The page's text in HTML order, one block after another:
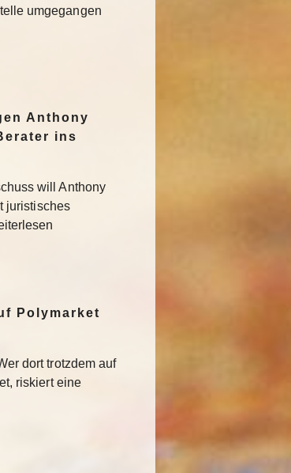
umgegangen
Anthony
ins
will Anthony
juristisches
Polymarket
dort trotzdem auf
riskiert eine